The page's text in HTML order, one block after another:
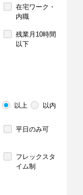
在宅ワーク・
内職
残業月10時間
以下
以上 以内
平日のみ可
フレックスタ
イム制